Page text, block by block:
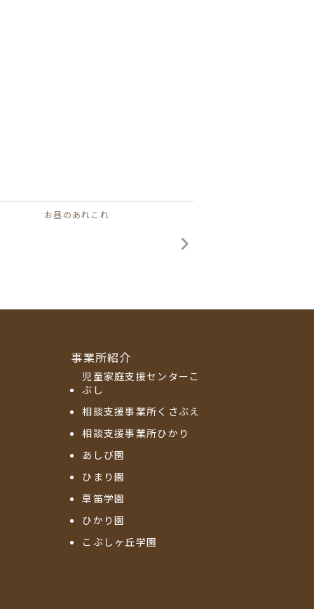
お昼のあれこれ
事業所紹介
児童家庭支援センターこ
ぶし
相談支援事業所くさぶえ
相談支援事業所ひかり
あしび園
ひまり園
草笛学園
ひかり園
こぶしヶ丘学園